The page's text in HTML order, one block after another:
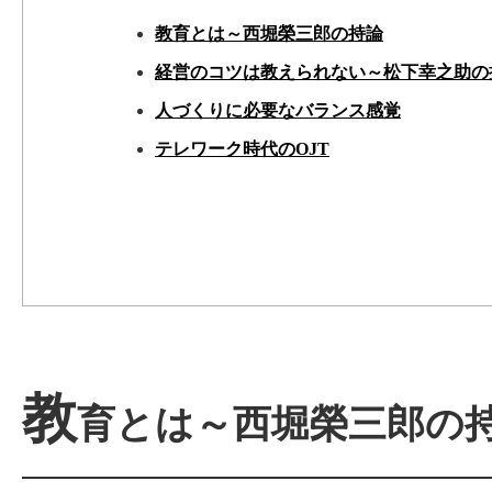
教育とは～西堀榮三郎の持論
経営のコツは教えられない～松下幸之助
人づくりに必要なバランス感覚
テレワーク時代のOJT
教育とは～西堀榮三郎の